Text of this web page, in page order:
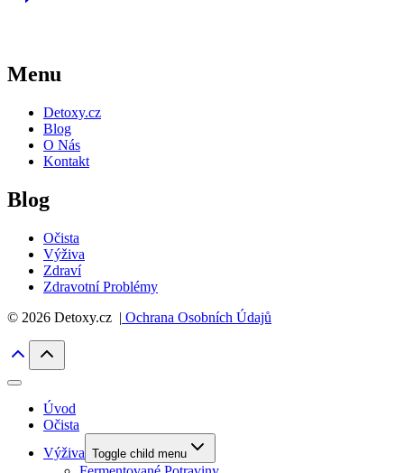
Menu
Detoxy.cz
Blog
O Nás
Kontakt
Blog
Očista
Výživa
Zdraví
Zdravotní Problémy
© 2026 Detoxy.cz | Ochrana Osobních Údajů
Úvod
Očista
Výživa Toggle child menu